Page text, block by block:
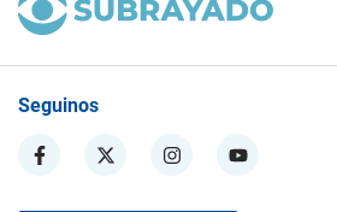
Seguinos